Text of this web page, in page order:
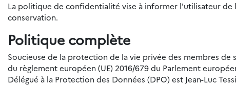
La politique de confidentialité vise à informer l'utilisateur
conservation.
Politique complète
Soucieuse de la protection de la vie privée des membres de
du règlement européen (UE) 2016/679 du Parlement
Délégué à la Protection des Données (DPO) est Jean-Luc